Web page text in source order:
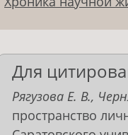
Для
Рягузова Е. В.,
пространство